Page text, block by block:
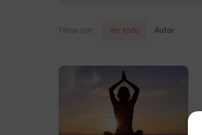
Filtrar por: Ver todo Autor